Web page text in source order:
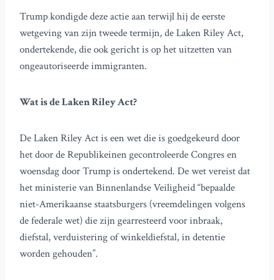
Trump kondigde deze actie aan terwijl hij de eerste
wetgeving van zijn tweede termijn, de Laken Riley Act,
ondertekende, die ook gericht is op het uitzetten van
ongeautoriseerde immigranten.
Wat is de Laken Riley Act?
De Laken Riley Act is een wet die is goedgekeurd door
het door de Republikeinen gecontroleerde Congres en
woensdag door Trump is ondertekend. De wet vereist dat
het ministerie van Binnenlandse Veiligheid “bepaalde
niet-Amerikaanse staatsburgers (vreemdelingen volgens
de federale wet) die zijn gearresteerd voor inbraak,
diefstal, verduistering of winkeldiefstal, in detentie
worden gehouden”.